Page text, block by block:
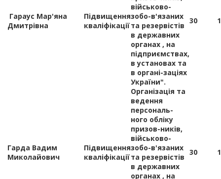
Гараус Мар'яна
Дмитрівна
Підвищення
кваліфікації
військово-
зобо-в'язаних
та резервістів
в державних
органах , на
підприємствах,
в установах та
в органі-заціях
України".
30 1
Гарда Вадим
Миколайович
Підвищення
кваліфікації
Організація та
ведення
персональ-
ного обліку
призов-ників,
військово-
зобо-в'язаних
та резервістів
в державних
органах , на
30 1